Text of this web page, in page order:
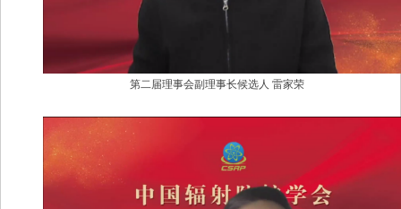
第二届理事会副理事长候选人 雷家荣